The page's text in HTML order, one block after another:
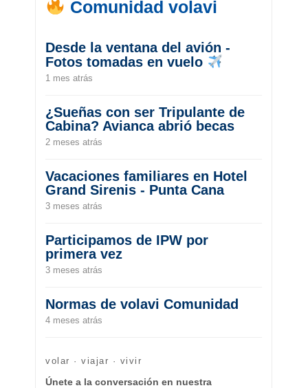
Comunidad volavi
Desde la ventana del avión -
Fotos tomadas en vuelo
1 mes atrás
¿Sueñas con ser Tripulante de
Cabina? Avianca abrió becas
2 meses atrás
Vacaciones familiares en Hotel
Grand Sirenis - Punta Cana
3 meses atrás
Participamos de IPW por
primera vez
3 meses atrás
Normas de volavi Comunidad
4 meses atrás
volar · viajar · vivir
Únete a la conversación en nuestra